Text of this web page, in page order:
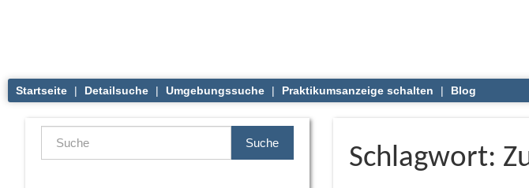
Startseite | Detailsuche | Umgebungssuche | Praktikumsanzeige schalten | Blog
Schlagwort:
Suche